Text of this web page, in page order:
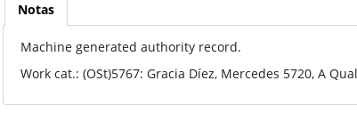
Notas
Machine generated authority record.
Work cat.: (OSt)5767: Gracia Díez, Mercedes 5720, A